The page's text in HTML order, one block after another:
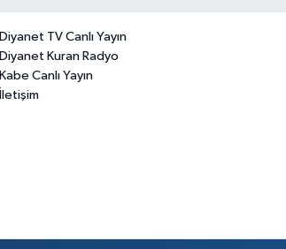
Diyanet TV Canlı Yayın
Diyanet Kuran Radyo
Kabe Canlı Yayın
İletişim